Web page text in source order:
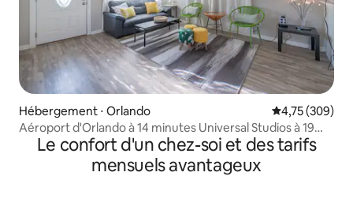
Hébergement ⋅ Orlando Évaluation
4,75 (309)
Aéroport d'Orlando à 14 minutes Universal Studios à 19
minutes
Le confort d'un chez-soi et des tarifs
mensuels avantageux